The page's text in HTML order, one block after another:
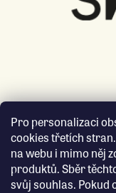
Pro personalizaci
cookies třetích
na webu i mimo něj
produktů. Sběr
svůj souhlas. Pokud